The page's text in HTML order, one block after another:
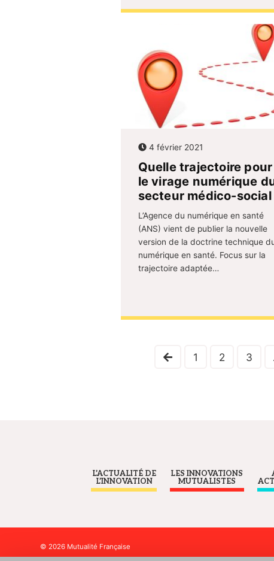
4 février 2021
Quelle trajectoire pour
le virage numérique
secteur médico-social
L’Agence du numérique en santé
(ANS) vient de publier la nouvelle
version de la doctrine technique
numérique en santé. Focus sur la
trajectoire adaptée…
1 2 3
L’ACTUALITÉ DE
L’INNOVATION
LES INNOVATIONS
MUTUALISTES
© 2026 Mutualité Française